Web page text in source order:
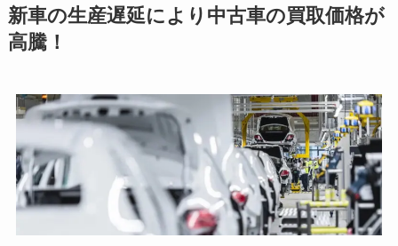
新車の生産遅延により中古車の買取価格が
高騰！